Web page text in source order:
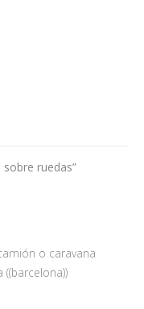
ruedas”
o caravana